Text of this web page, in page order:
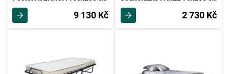
9 130 Kč 2 730 Kč